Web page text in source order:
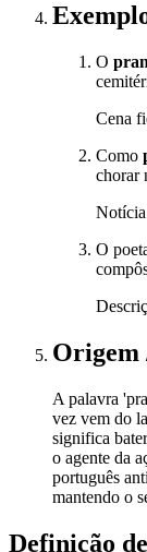
O
Cena
Como
chorar
Notícia
O
Origem
A palavra
vez vem do
significa
o agente da
português
mantendo o
Definição de